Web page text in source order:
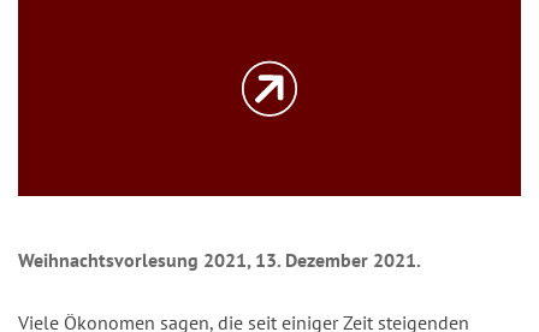
Weihnachtsvorlesung 2021, 13. Dezember 2021.
Viele Ökonomen sagen, die seit einiger Zeit steigenden